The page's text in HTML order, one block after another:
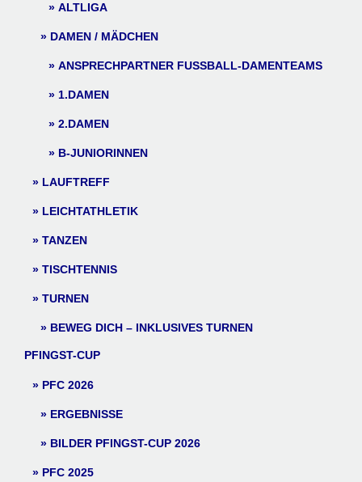
ALTLIGA
DAMEN / MÄDCHEN
ANSPRECHPARTNER FUSSBALL-DAMENTEAMS
1.DAMEN
2.DAMEN
B-JUNIORINNEN
LAUFTREFF
LEICHTATHLETIK
TANZEN
TISCHTENNIS
TURNEN
BEWEG DICH – INKLUSIVES TURNEN
PFINGST-CUP
PFC 2026
ERGEBNISSE
BILDER PFINGST-CUP 2026
PFC 2025